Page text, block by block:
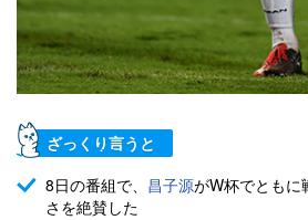
ざっくり言うと
8日の番組で、 昌子源がW杯でともに
さを絶賛した